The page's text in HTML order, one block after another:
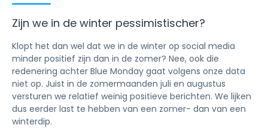
Zijn we in de winter pessimistischer?
Klopt het dan wel dat we in de winter op social media
minder positief zijn dan in de zomer? Nee, ook die
redenering achter Blue Monday gaat volgens onze data
niet op. Juist in de zomermaanden juli en augustus
versturen we relatief weinig positieve berichten. We lijken
dus eerder last te hebben van een zomer- dan van een
winterdip.